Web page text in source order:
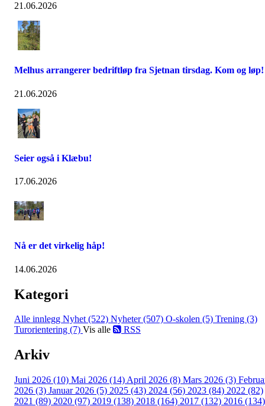
21.06.2026
Melhus arrangerer bedriftløp fra Sjetnan tirsdag. Kom og løp!
21.06.2026
Seier også i Klæbu!
17.06.2026
Nå er det virkelig håp!
14.06.2026
Kategori
Alle innlegg Nyhet (522) Nyheter (507) O-skolen (5) Trening (3)
Turorientering (7) Vis alle RSS
Arkiv
Juni 2026 (10) Mai 2026 (14) April 2026 (8) Mars 2026 (3)
2026 (3) Januar 2026 (5) 2025 (43) 2024 (56) 2023 (84) 2022 (82)
2021 (89) 2020 (97) 2019 (138) 2018 (164) 2017 (132) 2016 (134)